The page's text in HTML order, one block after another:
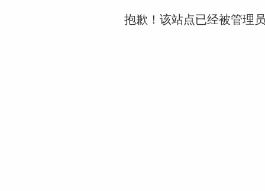
抱歉！该站点已经被管理